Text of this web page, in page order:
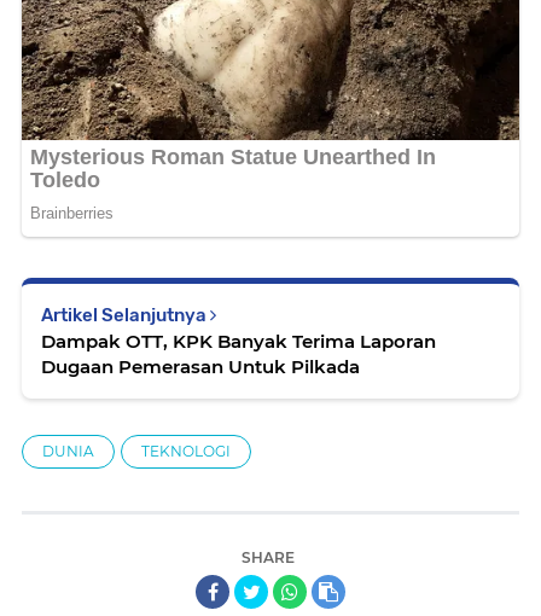
Artikel Selanjutnya
Dampak OTT, KPK Banyak Terima Laporan
Dugaan Pemerasan Untuk Pilkada
DUNIA TEKNOLOGI
SHARE